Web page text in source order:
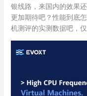
银线路，来国内的效果
更加期待吧？性能到底
机测评的实测数据吧，仅